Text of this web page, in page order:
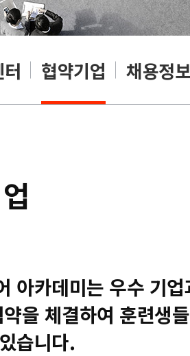
협약기업 채용정보
아카데미는 우수 기
을 체결하여 훈련생
습니다.